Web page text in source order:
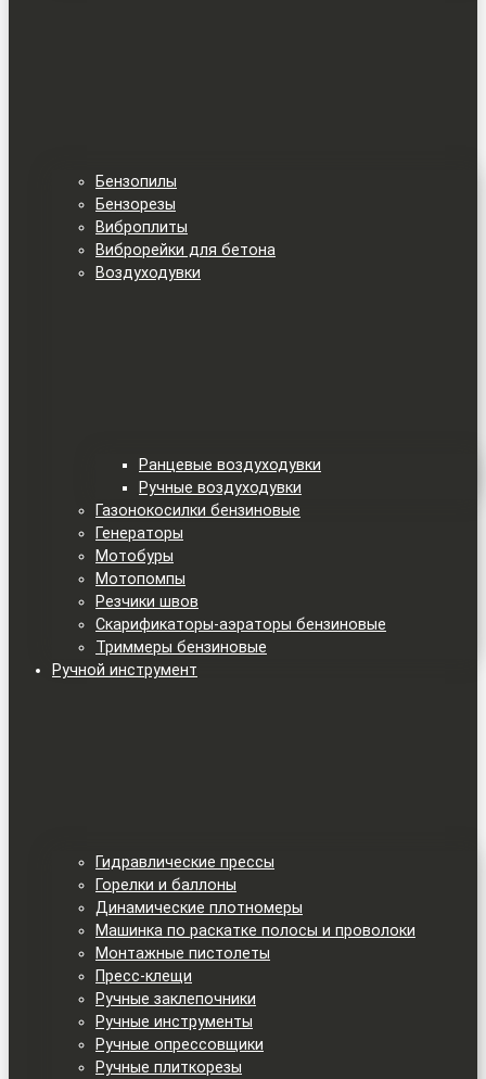
Бензопилы
Бензорезы
Виброплиты
Виброрейки для бетона
Воздуходувки
Ранцевые воздуходувки
Ручные воздуходувки
Газонокосилки бензиновые
Генераторы
Мотобуры
Мотопомпы
Резчики швов
Скарификаторы-аэраторы бензиновые
Триммеры бензиновые
Ручной инструмент
Гидравлические прессы
Горелки и баллоны
Динамические плотномеры
Машинка по раскатке полосы и проволоки
Монтажные пистолеты
Пресс-клещи
Ручные заклепочники
Ручные инструменты
Ручные опрессовщики
Ручные плиткорезы